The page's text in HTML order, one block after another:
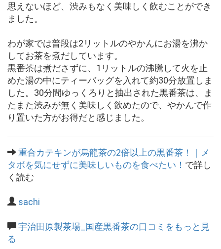
思えないほど、渋みもなく美味しく飲むことができ
ました。
わが家では普段は2リットルのやかんにお湯を沸か
してお茶を煮だしています。
黒番茶は煮ださずに、1リットルの沸騰して火を止
めた湯の中にティーバッグを入れて約30分放置しま
した。30分間ゆっくろりと抽出された黒番茶は、ま
たまた渋みが無く美味しく飲めたので、やかんで作
り置いた方がお得だと感じました。
重合カテキンが烏龍茶の2倍以上の黒番茶！｜メ
タボを気にせずに美味しいものを食べたい！ で詳し
く読む
sachi
宇治田原製茶場_国産黒番茶の口コミをもっと見
る